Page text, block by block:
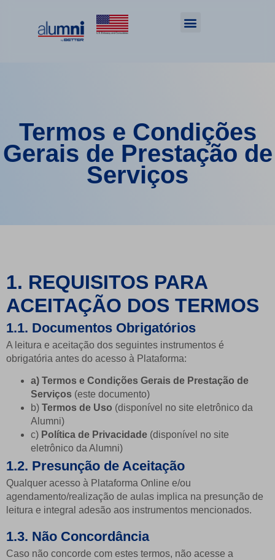
Termos e Condições
Gerais de Prestação de
Serviços
1. REQUISITOS PARA
ACEITAÇÃO DOS TERMOS
1.1. Documentos Obrigatórios
A leitura e aceitação dos seguintes instrumentos é
obrigatória antes do acesso à Plataforma:
a) Termos e Condições Gerais de Prestação de
Serviços (este documento)
b) Termos de Uso (disponível no site eletrônico da
Alumni)
c) Política de Privacidade (disponível no site
eletrônico da Alumni)
1.2. Presunção de Aceitação
Qualquer acesso à Plataforma Online e/ou
agendamento/realização de aulas implica na presunção de
leitura e integral adesão aos instrumentos mencionados.
1.3. Não Concordância
Caso não concorde com estes termos, não acesse a